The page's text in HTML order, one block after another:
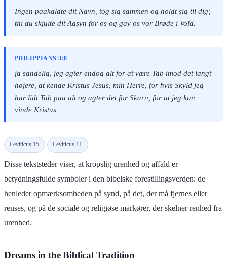
Ingen paakaldte dit Navn, tog sig sammen og holdt sig til dig;
thi du skjulte dit Aasyn for os og gav os vor Brøde i Vold.
PHILIPPIANS 3:8
ja sandelig, jeg agter endog alt for at være Tab imod det langt
højere, at kende Kristus Jesus, min Herre, for hvis Skyld jeg
har lidt Tab paa alt og agter det for Skarn, for at jeg kan
vinde Kristus
Leviticus 15 Leviticus 11
Disse tekststeder viser, at kropslig urenhed og affald er
betydningsfulde symboler i den bibelske forestillingsverden: de
henleder opmærksomheden på synd, på det, der må fjernes eller
renses, og på de sociale og religiøse markører, der skelner renhed fra
urenhed.
Dreams in the Biblical Tradition